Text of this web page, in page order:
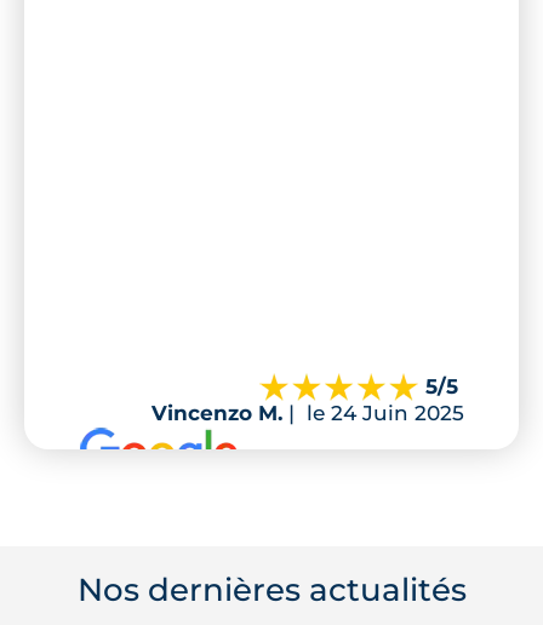
5/5
Vincenzo M. | le 24 Juin 2025
Nos dernières actualités